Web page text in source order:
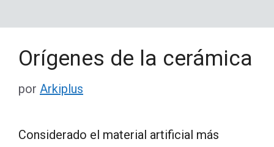
Orígenes de la cerámica
por Arkiplus
Considerado el material artificial más